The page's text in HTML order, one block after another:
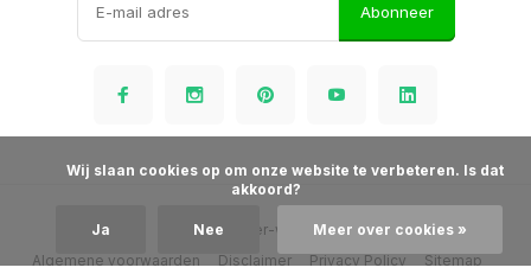
Abonneer
Algemene voorwaarden Disclaimer Privacy Policy Sitemap
© Beamer-winkel.nl
akkoord?
Ja Nee Meer over cookies »